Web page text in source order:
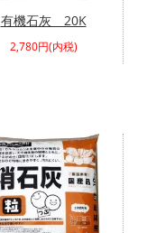
有機石灰 20K
2,780円(内税)